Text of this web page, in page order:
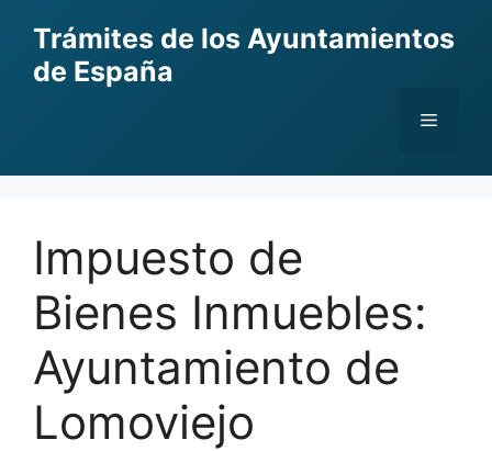
content
Trámites de los Ayuntamientos
de España
Menu
Impuesto de
Bienes Inmuebles:
Ayuntamiento de
Lomoviejo